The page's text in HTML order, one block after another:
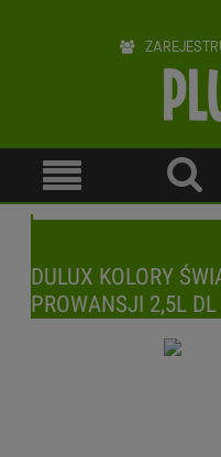
DULUX KOLORY
PROWANSJI 2,5L DL